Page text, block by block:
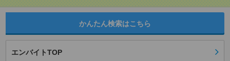
かんたん検索はこちら
エンバイトTOP